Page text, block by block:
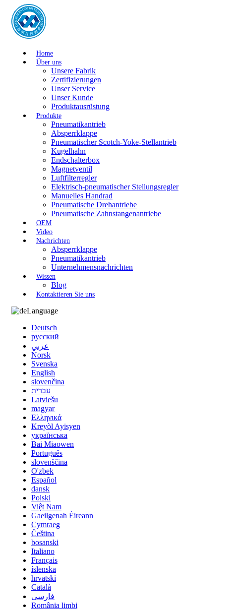
Home
Über uns
Unsere Fabrik
Zertifizierungen
Unser Service
Unser Kunde
Produktausrüstung
Produkte
Pneumatikantrieb
Absperrklappe
Pneumatischer Scotch-Yoke-Stellantrieb
Kugelhahn
Endschalterbox
Magnetventil
Luftfilterregler
Elektrisch-pneumatischer Stellungsregler
Manuelles Handrad
Pneumatische Drehantriebe
Pneumatische Zahnstangenantriebe
OEM
Video
Nachrichten
Absperrklappe
Pneumatikantrieb
Unternehmensnachrichten
Wissen
Blog
Kontaktieren Sie uns
Language
Deutsch
русский
عربي
Norsk
Svenska
English
slovenčina
עברית
Latviešu
magyar
Ελληνικά
Kreyòl Ayisyen
українська
Bai Miaowen
Português
slovenščina
O'zbek
Español
dansk
Polski
Việt Nam
Gaeilgenah Éireann
Cymraeg
Čeština
bosanski
Italiano
Français
íslenska
hrvatski
Català
فارسی
România limbi